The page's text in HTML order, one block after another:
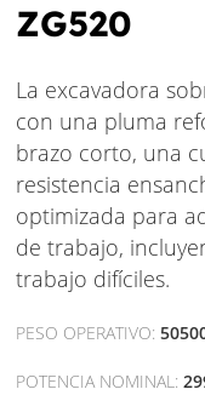
ZG520
La excavadora
con una pluma
brazo corto, una
resistencia
optimizada para
de trabajo,
trabajo difíciles.
PESO OPERATIVO:
POTENCIA NOMINAL: